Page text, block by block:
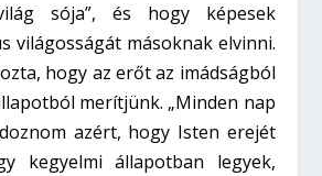
sója”, és hogy képesek
világosságát másoknak elvinni.
hogy az erőt az imádságból
merítjünk. „Minden nap
azért, hogy Isten erejét
kegyelmi állapotban legyek,